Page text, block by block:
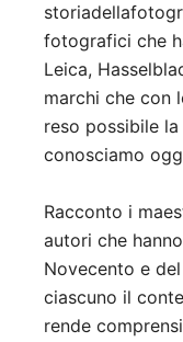
fotografici che
Leica,
marchi che con
reso possibile
conosciamo
Racconto i
autori che
Novecento e
ciascuno il
rende